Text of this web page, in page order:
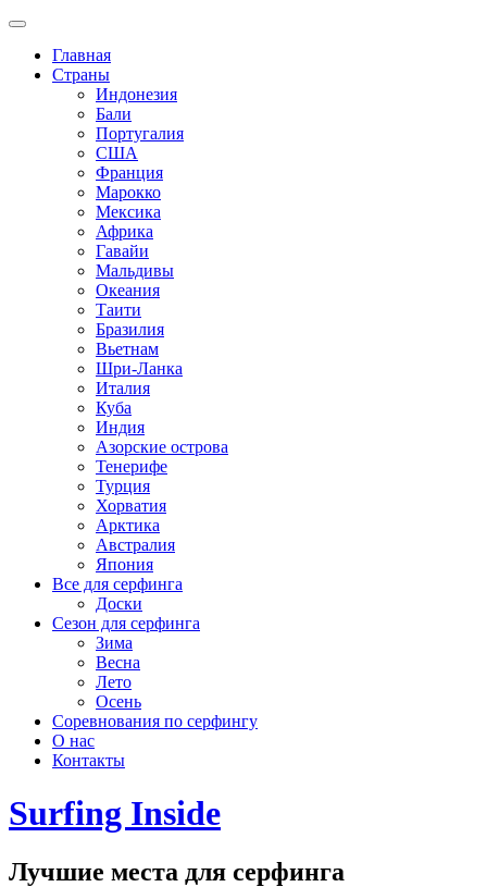
Главная
Страны
Индонезия
Бали
Португалия
США
Франция
Марокко
Мексика
Африка
Гавайи
Мальдивы
Океания
Таити
Бразилия
Вьетнам
Шри-Ланка
Италия
Куба
Индия
Азорские острова
Тенерифе
Турция
Хорватия
Арктика
Австралия
Япония
Все для серфинга
Доски
Сезон для серфинга
Зима
Весна
Лето
Осень
Соревнования по серфингу
О нас
Контакты
Surfing Inside
Лучшие места для серфинга